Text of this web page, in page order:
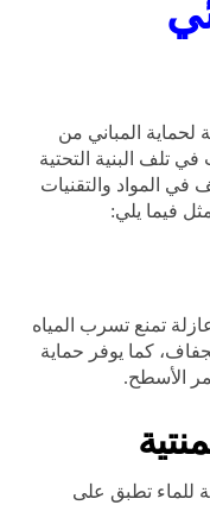
المباني من
تلف البنية التحتية
في المواد والتقنيات
فيما يلي:
تمنع تسرب المياه
كما يوفر حماية
الأسطح.
للماء تطبق على